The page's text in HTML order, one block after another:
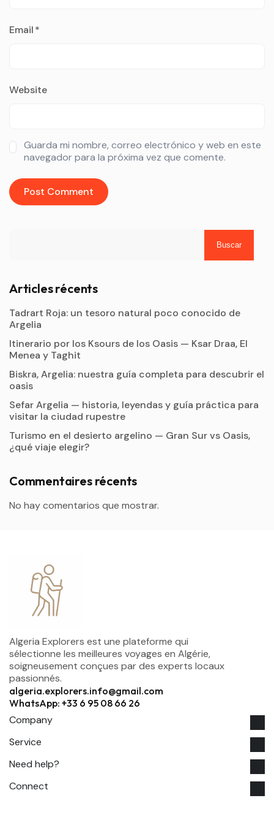
Email*
Website
Guarda mi nombre, correo electrónico y web en este
navegador para la próxima vez que comente.
Buscar
Articles récents
Tadrart Roja: un tesoro natural poco conocido de
Argelia
Itinerario por los Ksours de los Oasis — Ksar Draa, El
Menea y Taghit
Biskra, Argelia: nuestra guía completa para descubrir el
oasis
Sefar Argelia — historia, leyendas y guía práctica para
visitar la ciudad rupestre
Turismo en el desierto argelino — Gran Sur vs Oasis,
¿qué viaje elegir?
Commentaires récents
No hay comentarios que mostrar.
Algeria Explorers est une plateforme qui
sélectionne les meilleures voyages en Algérie,
soigneusement conçues par des experts locaux
passionnés.
algeria.explorers.info@gmail.com
WhatsApp: +33 6 95 08 66 26
Company
Service
Need help?
Connect